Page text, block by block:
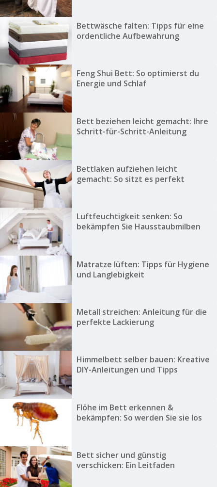
Bettwäsche falten: Tipps für eine
ordentliche Aufbewahrung
Feng Shui Bett: So optimierst du
Energie und Schlaf
Bett beziehen leicht gemacht: Ihre
Schritt-für-Schritt-Anleitung
Bettlaken aufziehen leicht
gemacht: So sitzt es perfekt
Luftfeuchtigkeit senken: So
bekämpfen Sie Hausstaubmilben
Matratze lüften: Tipps für Hygiene
und Langlebigkeit
Metall streichen: Anleitung für die
perfekte Lackierung
Himmelbett selber bauen: Kreative
DIY-Anleitungen und Tipps
Flöhe im Bett erkennen &
bekämpfen: So werden Sie sie los
Bett sicher und günstig
verschicken: Ein Leitfaden